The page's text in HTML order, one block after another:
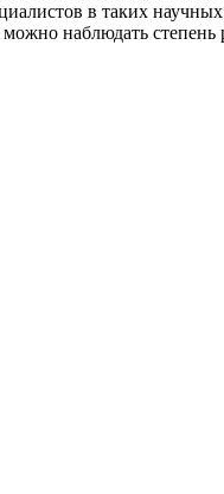
в таких
наблюдать степень